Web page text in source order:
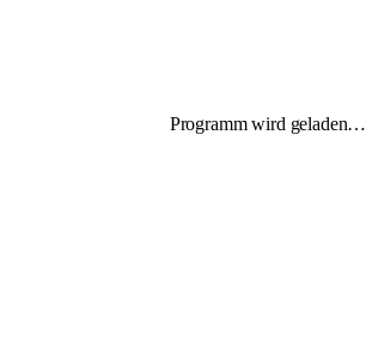
Programm wird geladen…